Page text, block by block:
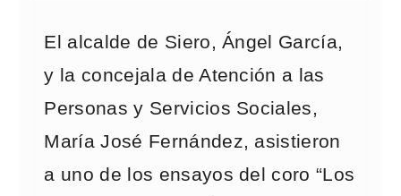
El alcalde de Siero, Ángel García,
y la concejala de Atención a las
Personas y Servicios Sociales,
María José Fernández, asistieron
a uno de los ensayos del coro “Los